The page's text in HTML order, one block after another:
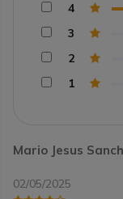
Mario Jesus
02/05/2025
4
3
2
1